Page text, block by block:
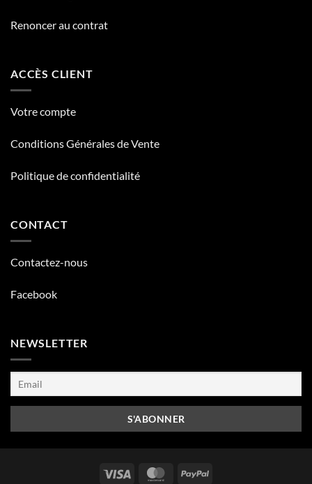
Renoncer au contrat
ACCÈS CLIENT
Votre compte
Conditions Générales de Vente
Politique de confidentialité
CONTACT
Contactez-nous
Facebook
NEWSLETTER
Visa MasterCardPayPal